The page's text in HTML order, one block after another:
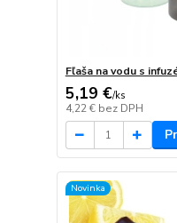
Fľaša na vodu s
5,19 €/ks
4,22 € bez DPH
Novinka